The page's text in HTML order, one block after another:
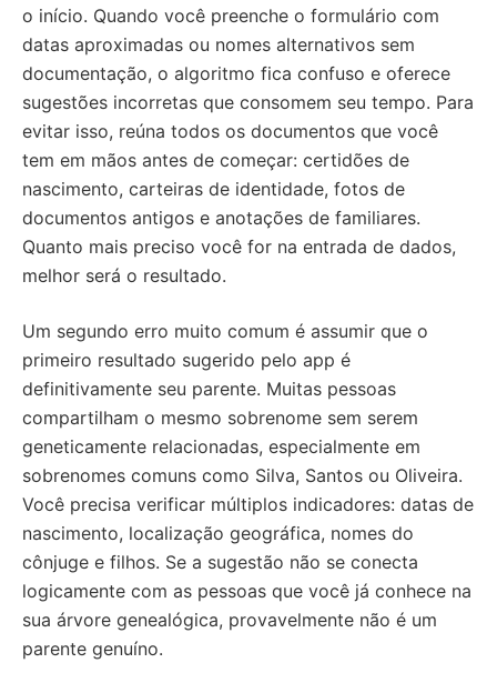
o início. Quando você preenche o formulário com
datas aproximadas ou nomes alternativos sem
documentação, o algoritmo fica confuso e oferece
sugestões incorretas que consomem seu tempo. Para
evitar isso, reúna todos os documentos que você
tem em mãos antes de começar: certidões de
nascimento, carteiras de identidade, fotos de
documentos antigos e anotações de familiares.
Quanto mais preciso você for na entrada de dados,
melhor será o resultado.
Um segundo erro muito comum é assumir que o
primeiro resultado sugerido pelo app é
definitivamente seu parente. Muitas pessoas
compartilham o mesmo sobrenome sem serem
geneticamente relacionadas, especialmente em
sobrenomes comuns como Silva, Santos ou Oliveira.
Você precisa verificar múltiplos indicadores: datas de
nascimento, localização geográfica, nomes do
cônjuge e filhos. Se a sugestão não se conecta
logicamente com as pessoas que você já conhece na
sua árvore genealógica, provavelmente não é um
parente genuíno.